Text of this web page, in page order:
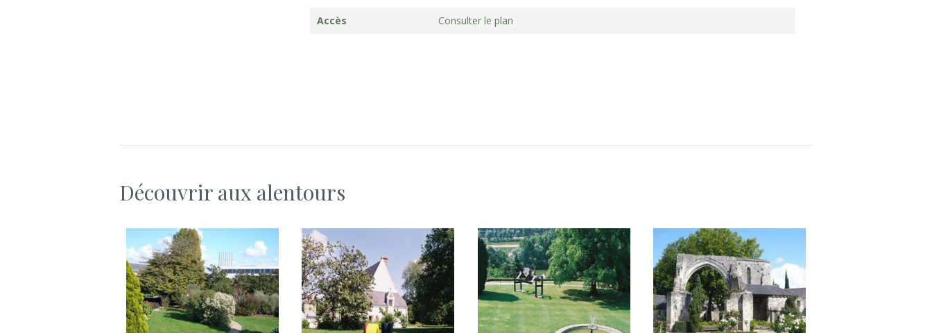
Accès
Consulter le plan
Découvrir aux alentours